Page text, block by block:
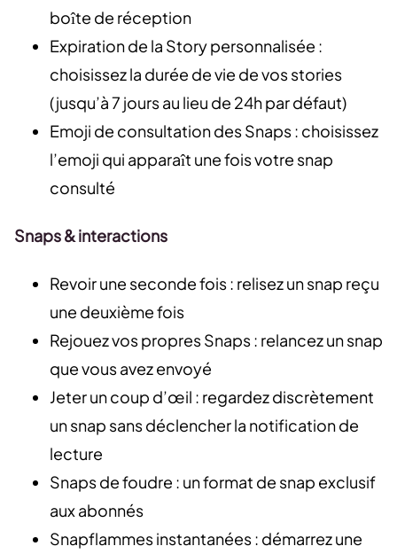
boîte de réception
Expiration de la Story personnalisée :
choisissez la durée de vie de vos stories
(jusqu’à 7 jours au lieu de 24h par défaut)
Emoji de consultation des Snaps : choisissez
l’emoji qui apparaît une fois votre snap
consulté
Snaps & interactions
Revoir une seconde fois : relisez un snap reçu
une deuxième fois
Rejouez vos propres Snaps : relancez un snap
que vous avez envoyé
Jeter un coup d’œil : regardez discrètement
un snap sans déclencher la notification de
lecture
Snaps de foudre : un format de snap exclusif
aux abonnés
Snapflammes instantanées : démarrez une